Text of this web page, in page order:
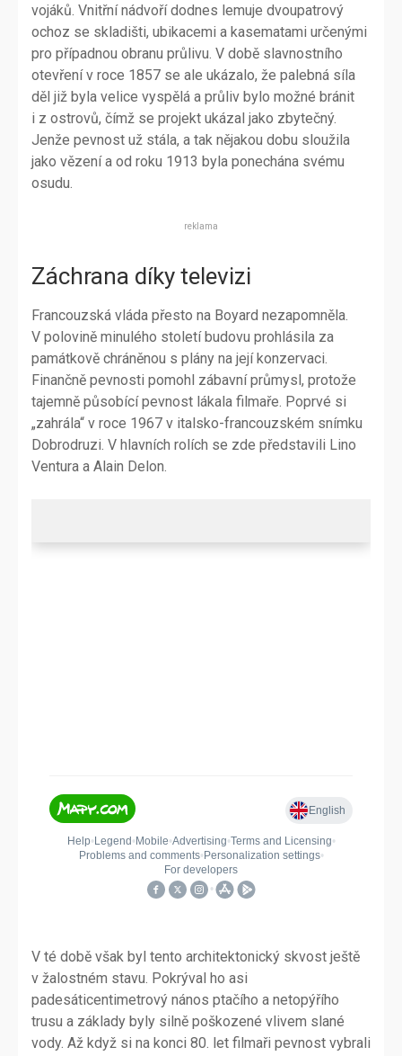
vojáků. Vnitřní nádvoří dodnes lemuje dvoupatrový
ochoz se skladišti, ubikacemi a kasematami určenými
pro případnou obranu průlivu. V době slavnostního
otevření v roce 1857 se ale ukázalo, že palebná síla
děl již byla velice vyspělá a průliv bylo možné bránit
i z ostrovů, čímž se projekt ukázal jako zbytečný.
Jenže pevnost už stála, a tak nějakou dobu sloužila
jako vězení a od roku 1913 byla ponechána svému
osudu.
reklama
Záchrana díky televizi
Francouzská vláda přesto na Boyard nezapomněla.
V polovině minulého století budovu prohlásila za
památkově chráněnou s plány na její konzervaci.
Finančně pevnosti pomohl zábavní průmysl, protože
tajemně působící pevnost lákala filmaře. Poprvé si
„zahrála“ v roce 1967 v italsko-francouzském snímku
Dobrodruzi. V hlavních rolích se zde představili Lino
Ventura a Alain Delon.
V té době však byl tento architektonický skvost ještě
v žalostném stavu. Pokrýval ho asi
padesáticentimetrový nános ptačího a netopýřího
trusu a základy byly silně poškozené vlivem slané
vody. Až když si na konci 80. let filmaři pevnost vybrali